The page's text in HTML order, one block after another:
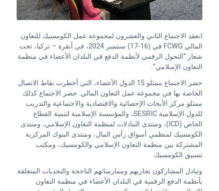
انعقد الاجتماع الثاني والعشرون لمجموعة عمل الكومسيك للتعاون
المالي FCWG في (16-17) سبتمبر 2024، في أنقرة – تركيا، تحت
شعار “التحول الرقمي لأنظمة الدفع في البلدان الأعضاء في منظمة
التعاون الإسلامي”.
حضر الاجتماع ممثلو 15 الدول الأعضاء، التي أخطرت نقاط الاتصال
الخاصة بها في مجموعة عمل التعاون المالي. حضر الاجتماع كذلك
ممثلو مركز الأبحاث الإحصائية والاقتصادية والاجتماعية والتدريب
للدول الإسلامية SESRIC، والمؤسسة الإسلامية لتنمية القطاع
الخاص (ICD)، ومنتدى التبادلات لمنظمة التعاون الإسلامي، ومنتدى
الكومسيك لمنظمي أسواق رأس المال، ومنتدى البنوك المركزية
المشتركة بين منظمة التعاون الإسلامي والكومسيك، ومكتب
تنسيق الكومسيك.
وتبادل المشاركون تجاربهم وممارساتهم الناجحة والتحديات المتعلقة
بأنظمة الدفع الرقمية في البلدان الأعضاء في منظمة التعاون